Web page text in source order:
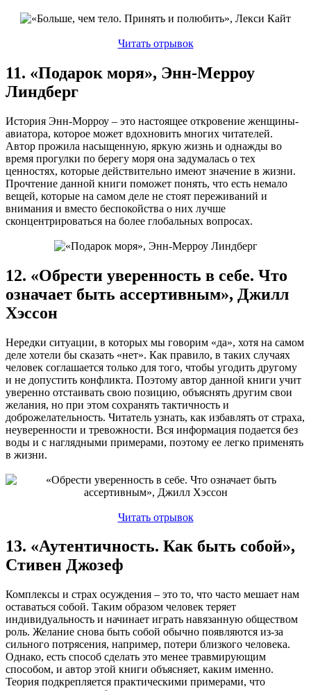
Читать отрывок
11. «Подарок моря», Энн-Мерроу
Линдберг
История Энн-Морроу – это настоящее откровение женщины-
авиатора, которое может вдохновить многих читателей.
Автор прожила насыщенную, яркую жизнь и однажды во
время прогулки по берегу моря она задумалась о тех
ценностях, которые действительно имеют значение в жизни.
Прочтение данной книги поможет понять, что есть немало
вещей, которые на самом деле не стоят переживаний и
внимания и вместо беспокойства о них лучше
сконцентрироваться на более глобальных вопросах.
12. «Обрести уверенность в себе. Что
означает быть ассертивным», Джилл
Хэссон
Нередки ситуации, в которых мы говорим «да», хотя на самом
деле хотели бы сказать «нет». Как правило, в таких случаях
человек соглашается только для того, чтобы угодить другому
и не допустить конфликта. Поэтому автор данной книги учит
уверенно отстаивать свою позицию, объяснять другим свои
желания, но при этом сохранять тактичность и
доброжелательность. Читатель узнать, как избавлять от страха,
неуверенности и тревожности. Вся информация подается без
воды и с наглядными примерами, поэтому ее легко применять
в жизни.
Читать отрывок
13. «Аутентичность. Как быть собой»,
Стивен Джозеф
Комплексы и страх осуждения – это то, что часто мешает нам
оставаться собой. Таким образом человек теряет
индивидуальность и начинает играть навязанную обществом
роль. Желание снова быть собой обычно появляются из-за
сильного потрясения, например, потери близкого человека.
Однако, есть способ сделать это менее травмирующим
способом, и автор этой книги объясняет, каким именно.
Теория подкрепляется практическими примерами, что